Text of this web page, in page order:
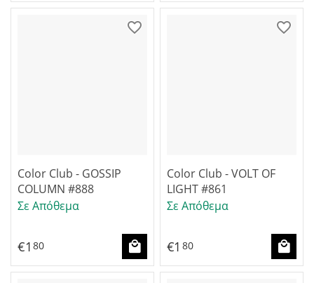
Color Club - GOSSIP
COLUMN #888
Σε Απόθεμα
€1 80
Color Club - VOLT OF
LIGHT #861
Σε Απόθεμα
€1 80